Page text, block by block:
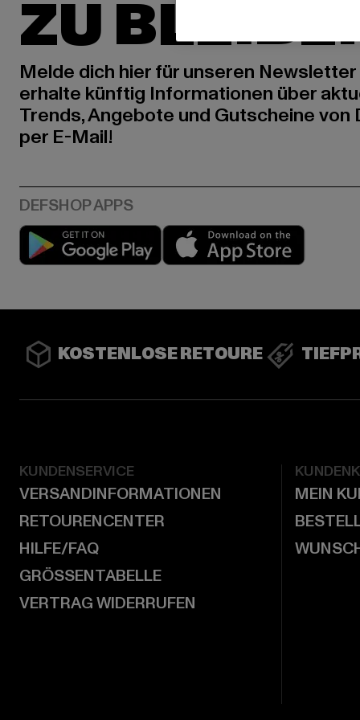
ZU
Melde dich hier für unseren Newsletter
erhalte künftig Informationen über
Trends, Angebote und Gutscheine von
per E-Mail!
Play market
KOSTENLOSE RETOURE
KUNDENSERVICE
VERSANDINFORMATIONEN
RETOURENCENTER
HILFE/FAQ
GRÖSSENTABELLE
VERTRAG WIDERRUFEN
MEIN